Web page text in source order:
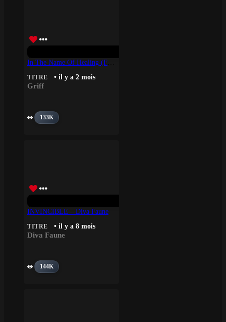
TITRE • il y a 2 mois
Griff
133K
INVINCIBLE – Diva Faune
TITRE • il y a 8 mois
Diva Faune
144K